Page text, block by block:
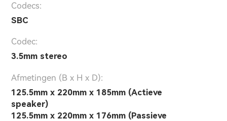
Codecs:
SBC
Codec:
3.5mm stereo
Afmetingen (B x H x D):
125.5mm x 220mm x 185mm (Actieve
speaker)
125.5mm x 220mm x 176mm (Passieve